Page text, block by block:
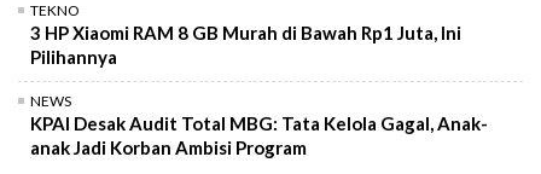
TEKNO
3 HP Xiaomi RAM 8 GB Murah di Bawah Rp1 Juta, Ini
Pilihannya
NEWS
KPAI Desak Audit Total MBG: Tata Kelola Gagal, Anak-
anak Jadi Korban Ambisi Program